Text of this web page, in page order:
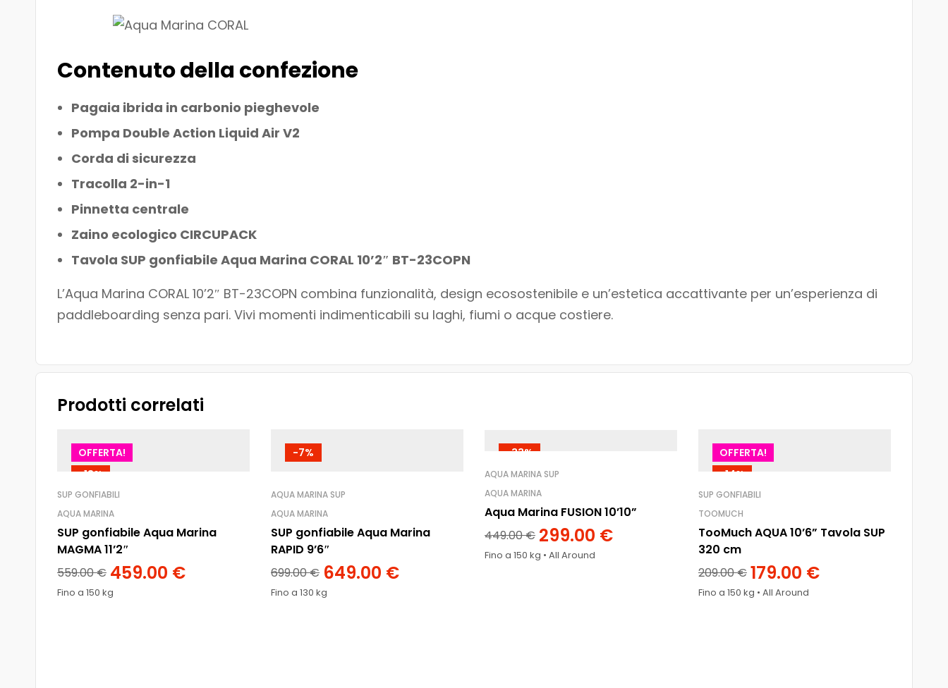
Contenuto della confezione
Pagaia ibrida in carbonio pieghevole
Pompa Double Action Liquid Air V2
Corda di sicurezza
Tracolla 2-in-1
Pinnetta centrale
Zaino ecologico CIRCUPACK
Tavola SUP gonfiabile Aqua Marina CORAL 10’2″ BT-23COPN
L’Aqua Marina CORAL 10’2″ BT-23COPN combina funzionalità, design ecosostenibile e un’estetica accattivante per un’esperienza di
paddleboarding senza pari. Vivi momenti indimenticabili su laghi, fiumi o acque costiere.
Prodotti correlati
OFFERTA!
-18%
SUP GONFIABILI
AQUA MARINA
SUP gonfiabile Aqua Marina
MAGMA 11’2″
559.00€ 459.00 €
Fino a 150 kg
-7%
AQUA MARINA SUP
AQUA MARINA
SUP gonfiabile Aqua Marina
RAPID 9’6″
699.00€ 649.00 €
Fino a 130 kg
-33%
AQUA MARINA SUP
AQUA MARINA
Aqua Marina FUSION 10’10”
449.00€ 299.00 €
Fino a 150 kg • All Around
OFFERTA!
-14%
SUP GONFIABILI
TOOMUCH
TooMuch AQUA 10’6” Tavola SUP
320 cm
209.00€ 179.00 €
Fino a 150 kg • All Around